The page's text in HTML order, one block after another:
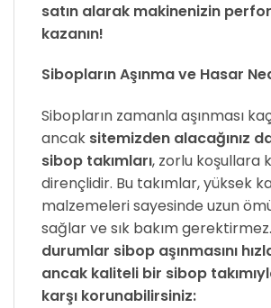
satın alarak makinenizin
kazanın!
Sibopların Aşınma ve Hasar
Sibopların zamanla aşınması
ancak sitemizden alacağınız
sibop takımları, zorlu koşullara
dirençlidir. Bu takımlar, yüksek
malzemeleri sayesinde uzun
sağlar ve sık bakım gerektirmez.
durumlar sibop aşınmasını
ancak kaliteli bir sibop
karşı korunabilirsiniz: